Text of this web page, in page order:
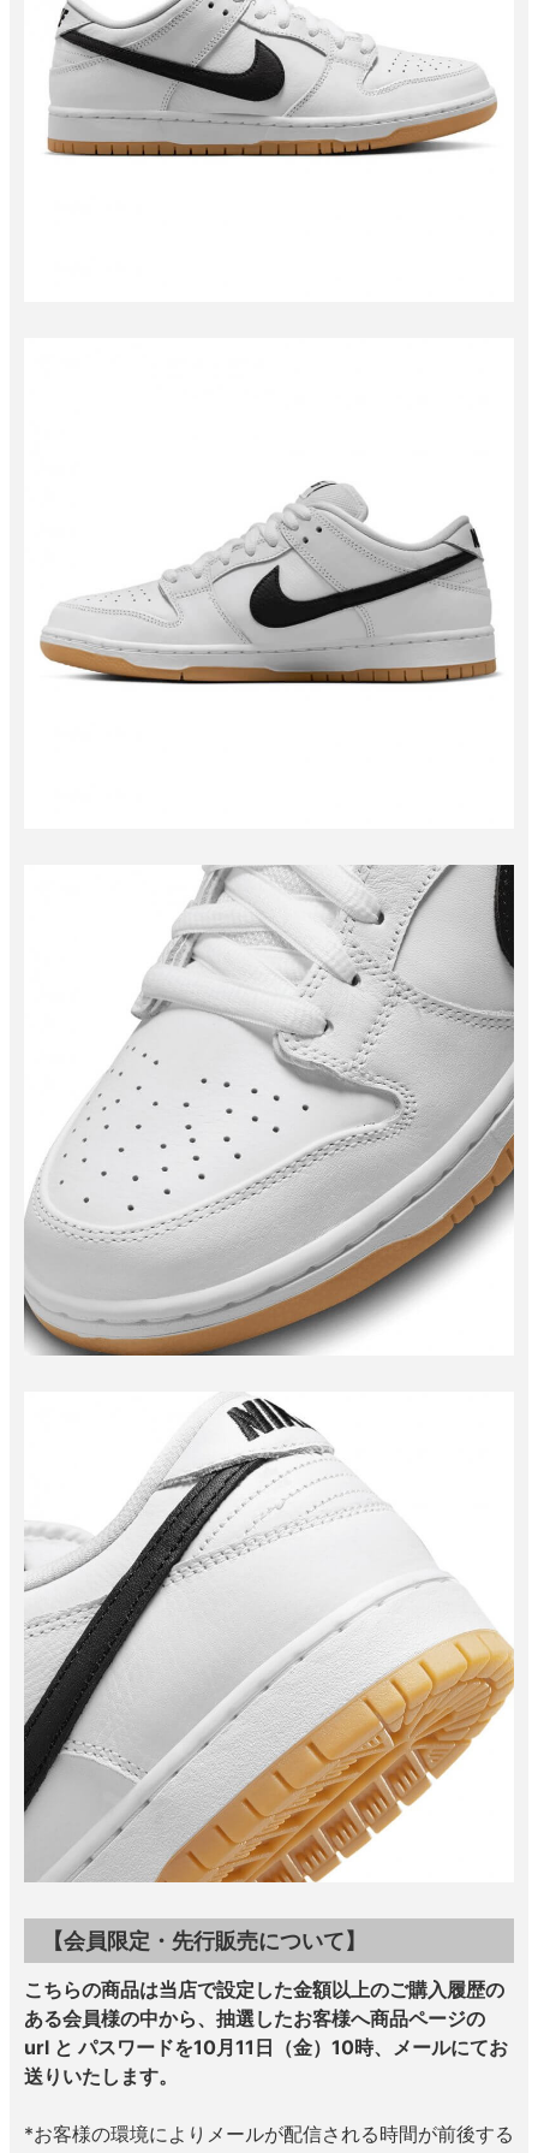
【会員限定・先行販売について】
こちらの商品は当店で設定した金額以上のご購入履歴の
ある会員様の中から、抽選したお客様へ商品ページの
url と パスワードを10月11日（金）10時、メールにてお
送りいたします。
*お客様の環境によりメールが配信される時間が前後する